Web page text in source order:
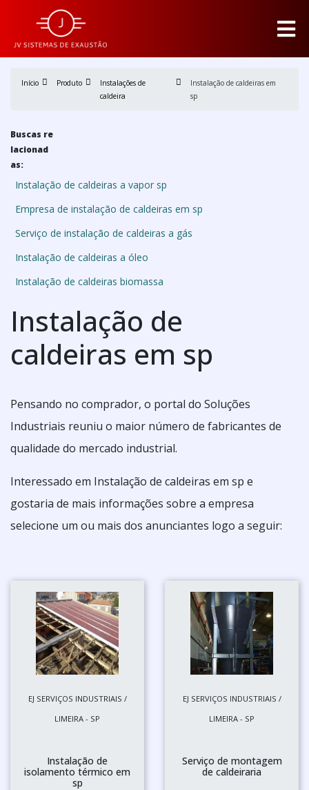
Início Produto
Instalações de
caldeira
Instalação de caldeiras em
sp
Buscas re
lacionad
as:
Instalação de caldeiras a vapor sp
Empresa de instalação de caldeiras em sp
Serviço de instalação de caldeiras a gás
Instalação de caldeiras a óleo
Instalação de caldeiras biomassa
Instalação de
caldeiras em sp
Pensando no comprador, o portal do Soluções
Industriais reuniu o maior número de fabricantes de
qualidade do mercado industrial.
Interessado em Instalação de caldeiras em sp e
gostaria de mais informações sobre a empresa
selecione um ou mais dos anunciantes logo a seguir:
EJ SERVIÇOS INDUSTRIAIS /
LIMEIRA - SP
Instalação de
isolamento térmico em
sp
EJ SERVIÇOS INDUSTRIAIS /
LIMEIRA - SP
Serviço de montagem
de caldeiraria